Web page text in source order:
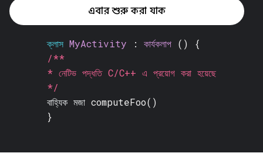
এবার শুরু করা যাক
ক্লাস MyActivity : কার্যকলাপ () {
/**
* নেটিভ পদ্ধতি C/C++ এ প্রয়োগ করা হয়েছে
*/
বাহ্যিক মজা computeFoo()
}